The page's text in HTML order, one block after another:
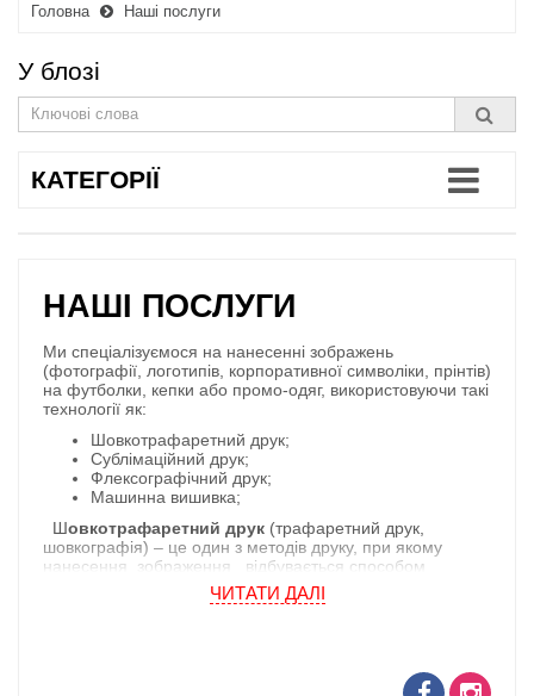
Головна Наші послуги
У блозі
КАТЕГОРІЇ
НАШІ ПОСЛУГИ
Ми спеціалізуємося на нанесенні зображень
(фотографії, логотипів, корпоративної символіки, прінтів)
на футболки, кепки або промо-одяг, використовуючи такі
технології як:
Шовкотрафаретний друк;
Сублімаційний друк;
Флексографічний друк;
Машинна вишивка;
Шовкотрафаретний друк (трафаретний друк,
шовкографія) – це один з методів друку, при якому
нанесення зображення відбувається способом
продавлювання (прокатування) фарби спеціальним
ракелем через трафарет(сітка) .
ЧИТАТИ ДАЛI